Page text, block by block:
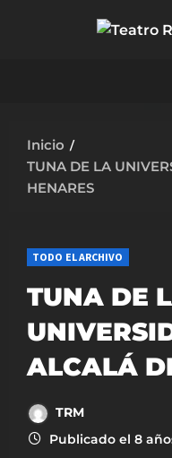
Inicio
TUNA DE LA
HENARES
TODO EL ARCHIVO
TUNA DE
ALCALÁ
TRM
Publicado el 8